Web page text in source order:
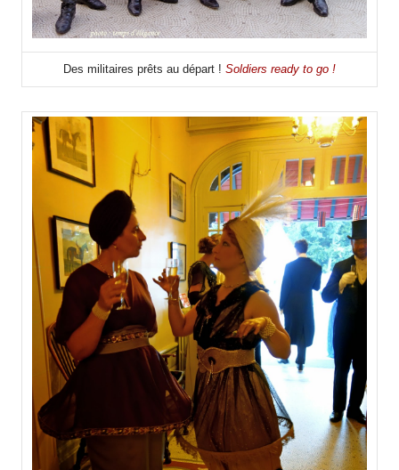
Des militaires prêts au départ ! Soldiers ready to go !